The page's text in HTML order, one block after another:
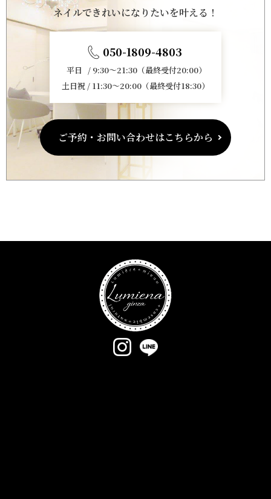
ネイルできれいになりたいを叶える！
050-1809-4803
平日 / 9:30～21:30（最終受付20:00）
土日祝 / 11:30～20:00（最終受付18:30）
ご予約・お問い合わせはこちらから